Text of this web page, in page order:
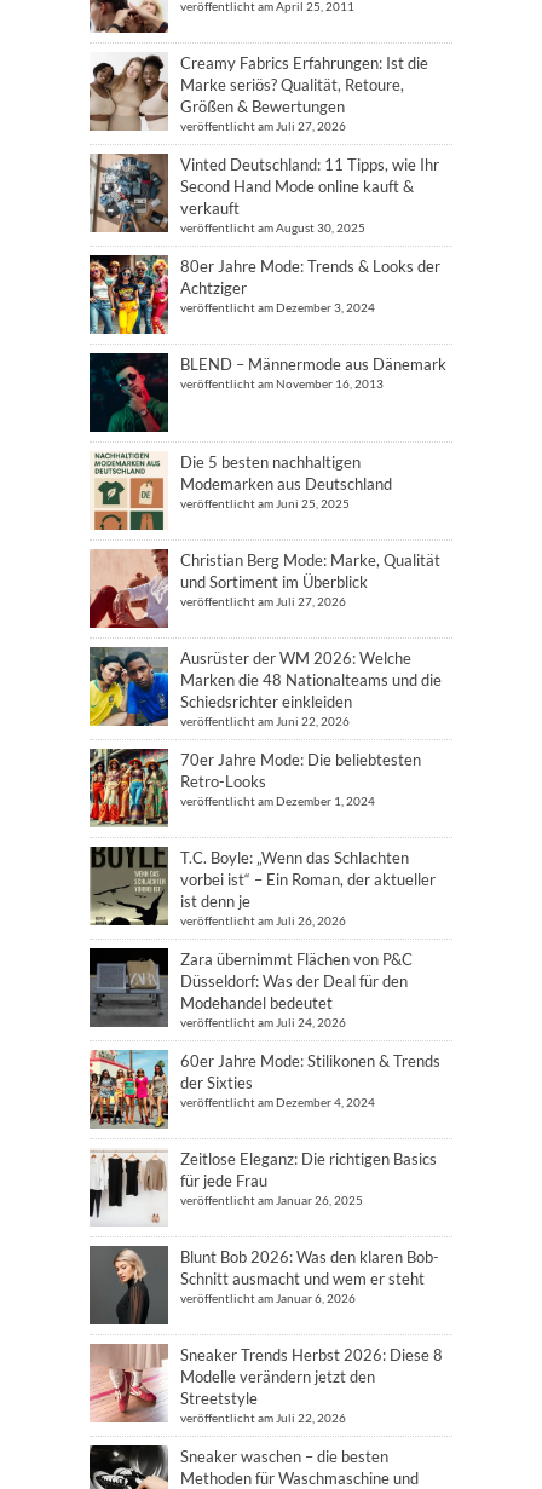
veröffentlicht am April 25, 2011
Creamy Fabrics Erfahrungen: Ist die
Marke seriös? Qualität, Retoure,
Größen & Bewertungen
veröffentlicht am Juli 27, 2026
Vinted Deutschland: 11 Tipps, wie Ihr
Second Hand Mode online kauft &
verkauft
veröffentlicht am August 30, 2025
80er Jahre Mode: Trends & Looks der
Achtziger
veröffentlicht am Dezember 3, 2024
BLEND – Männermode aus Dänemark
veröffentlicht am November 16, 2013
Die 5 besten nachhaltigen
Modemarken aus Deutschland
veröffentlicht am Juni 25, 2025
Christian Berg Mode: Marke, Qualität
und Sortiment im Überblick
veröffentlicht am Juli 27, 2026
Ausrüster der WM 2026: Welche
Marken die 48 Nationalteams und die
Schiedsrichter einkleiden
veröffentlicht am Juni 22, 2026
70er Jahre Mode: Die beliebtesten
Retro-Looks
veröffentlicht am Dezember 1, 2024
T.C. Boyle: „Wenn das Schlachten
vorbei ist“ – Ein Roman, der aktueller
ist denn je
veröffentlicht am Juli 26, 2026
Zara übernimmt Flächen von P&C
Düsseldorf: Was der Deal für den
Modehandel bedeutet
veröffentlicht am Juli 24, 2026
60er Jahre Mode: Stilikonen & Trends
der Sixties
veröffentlicht am Dezember 4, 2024
Zeitlose Eleganz: Die richtigen Basics
für jede Frau
veröffentlicht am Januar 26, 2025
Blunt Bob 2026: Was den klaren Bob-
Schnitt ausmacht und wem er steht
veröffentlicht am Januar 6, 2026
Sneaker Trends Herbst 2026: Diese 8
Modelle verändern jetzt den
Streetstyle
veröffentlicht am Juli 22, 2026
Sneaker waschen – die besten
Methoden für Waschmaschine und